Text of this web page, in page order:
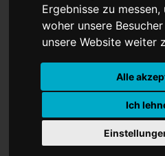
Ergebnisse zu
woher unsere
unsere Website weiter
Alle
Ich